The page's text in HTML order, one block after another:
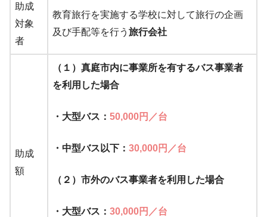
助成
対象
者
教育旅行を実施する学校に対して旅行の企画
及び手配等を行う 旅行会社
助成
額
（１）真庭市内に事業所を有するバス事業者
を利用した場合
・大型バス： 50,000円／台
・中型バス以下： 30,000円／台
（２）市外のバス事業者を利用した場合
・大型バス： 30,000円／台